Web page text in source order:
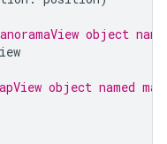
object
object named